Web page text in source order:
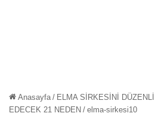
Anasayfa / ELMA SİRKESİNİ
EDECEK 21 NEDEN / elma-sirkesi10